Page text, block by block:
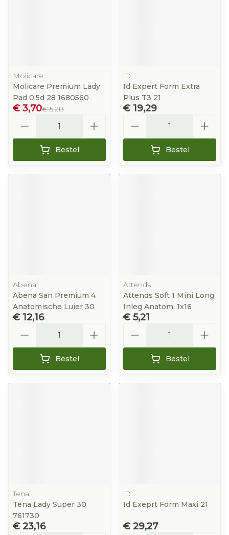
Molicare
Molicare Premium Lady
Pad 0,5d 28 1680560
€ 5,28
€ 3,70
Bestel
iD
Id Expert Form Extra
Plus T3 21
€ 19,29
Bestel
Abena
Abena San Premium 4
Anatomische Luier 30
€ 12,16
Bestel
Attends
Attends Soft 1 Mini Long
Inleg Anatom. 1x16
€ 5,21
Bestel
Tena
Tena Lady Super 30
761730
€ 23,16
iD
Id Exeprt Form Maxi 21
€ 29,27